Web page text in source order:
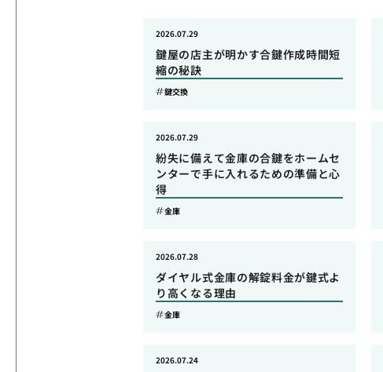
鍵屋の店主が明かす合鍵作成時間短
縮の秘訣
2026.07.29
鍵交換
紛失に備えて金庫の合鍵をホームセ
ンターで手に入れるための準備と心
得
2026.07.29
金庫
ダイヤル式金庫の解錠料金が鍵式よ
り高くなる理由
2026.07.28
金庫
2026.07.24